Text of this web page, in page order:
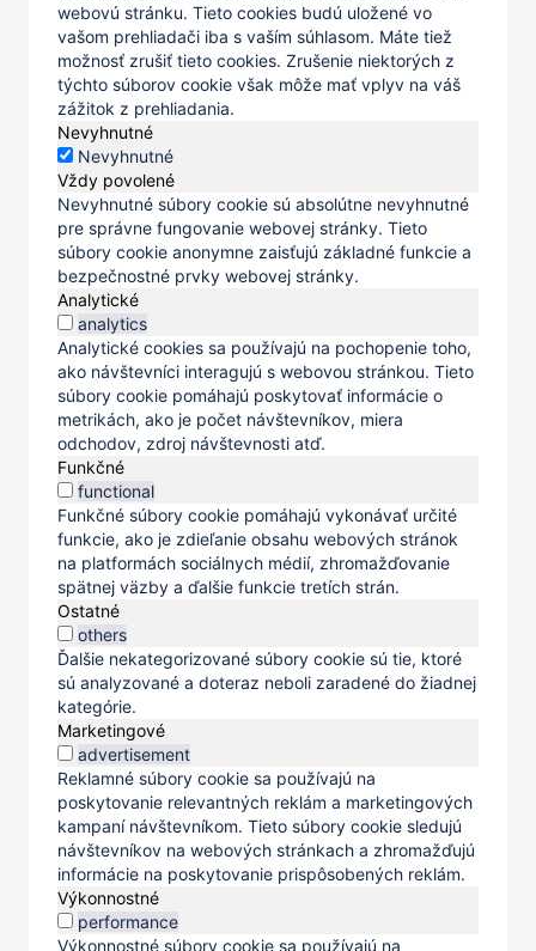
webovú stránku. Tieto cookies budú uložené vo
vašom prehliadači iba s vaším súhlasom. Máte tiež
možnosť zrušiť tieto cookies. Zrušenie niektorých z
týchto súborov cookie však môže mať vplyv na váš
zážitok z prehliadania.
Nevyhnutné
Nevyhnutné
Vždy povolené
Nevyhnutné súbory cookie sú absolútne nevyhnutné
pre správne fungovanie webovej stránky. Tieto
súbory cookie anonymne zaisťujú základné funkcie a
bezpečnostné prvky webovej stránky.
Analytické
analytics
Analytické cookies sa používajú na pochopenie toho,
ako návštevníci interagujú s webovou stránkou. Tieto
súbory cookie pomáhajú poskytovať informácie o
metrikách, ako je počet návštevníkov, miera
odchodov, zdroj návštevnosti atď.
Funkčné
functional
Funkčné súbory cookie pomáhajú vykonávať určité
funkcie, ako je zdieľanie obsahu webových stránok
na platformách sociálnych médií, zhromažďovanie
spätnej väzby a ďalšie funkcie tretích strán.
Ostatné
others
Ďalšie nekategorizované súbory cookie sú tie, ktoré
sú analyzované a doteraz neboli zaradené do žiadnej
kategórie.
Marketingové
advertisement
Reklamné súbory cookie sa používajú na
poskytovanie relevantných reklám a marketingových
kampaní návštevníkom. Tieto súbory cookie sledujú
návštevníkov na webových stránkach a zhromažďujú
informácie na poskytovanie prispôsobených reklám.
Výkonnostné
performance
Výkonnostné súbory cookie sa používajú na